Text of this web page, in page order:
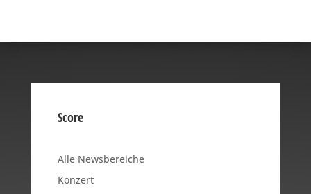
Score
Alle Newsbereiche
Konzert